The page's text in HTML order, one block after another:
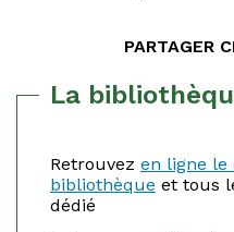
PARTAGER
La
Retrouvez en ligne le
bibliothèque et tous
dédié